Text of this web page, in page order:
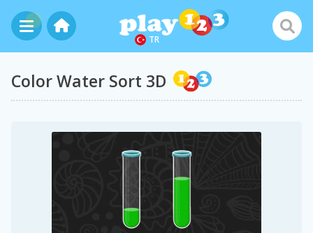
TR
Color Water Sort 3D